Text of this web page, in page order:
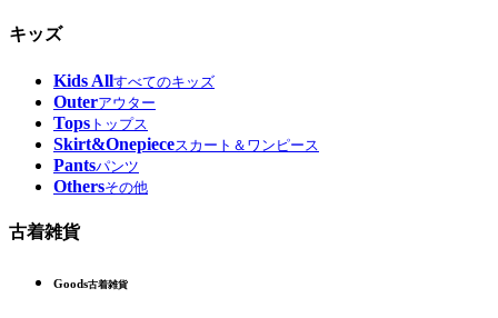
キッズ
Kids Allすべてのキッズ
Outerアウター
Tops トップス
Skirt&Onepieceスカート＆ワンピース
Pantsパンツ
Othersその他
古着雑貨
Goods古着雑貨